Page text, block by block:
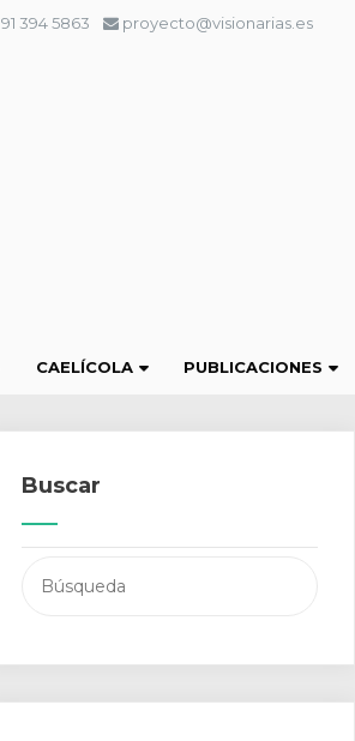
91 394 5863 proyecto@visionarias.es
CAELÍCOLA PUBLICACIONES
Buscar